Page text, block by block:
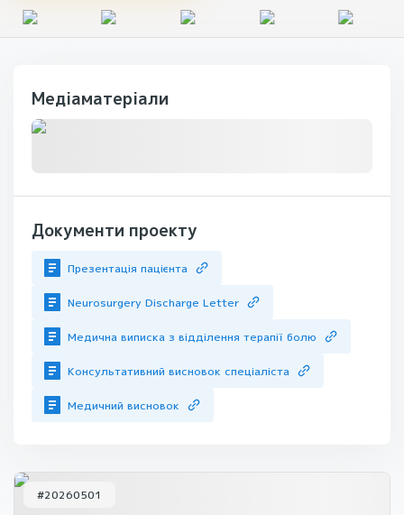
Медіаматеріали
Документи проекту
Презентація пацієнта
Neurosurgery Discharge Letter
Медична виписка з відділення терапії болю
Консультативний висновок спеціаліста
Медичний висновок
#20260501